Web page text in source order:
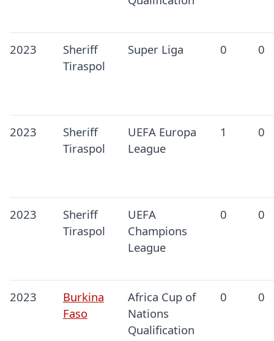
2023
Sheriff
Tiraspol
Super Liga 0 0
2023
Sheriff
Tiraspol
UEFA Europa
League
1 0
2023
Sheriff
Tiraspol
UEFA
Champions
League
0 0
2023
Burkina
Faso
Africa Cup of
Nations
Qualification
0 0